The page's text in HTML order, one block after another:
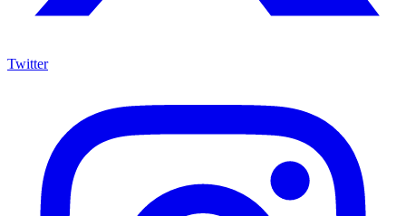
Twitter